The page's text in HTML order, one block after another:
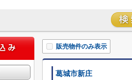
販売物件のみ表示
葛城市新庄